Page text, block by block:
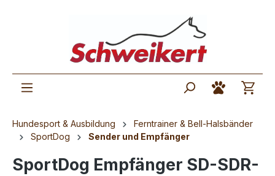
Hundesport & Ausbildung
Ferntrainer & Bell-Halsbänder
SportDog
Sender und Empfänger
SportDog Empfänger SD-SDR-